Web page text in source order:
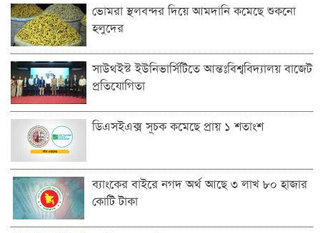
ভোমরা স্থলবন্দ‌র দিয়ে আমদা‌নি ক‌মে‌ছে শুকনো
হলুদের
সাউথইস্ট ইউনিভার্সিটিতে আন্তঃবিশ্ববিদ্যালয় বাজেট
প্রতিযোগিতা
ডিএসইএক্স সূচক কমেছে প্রায় ১ শতাংশ
ব্যাংকের বাইরে নগদ অর্থ আছে ৩ লাখ ৮০ হাজার
কোটি টাকা